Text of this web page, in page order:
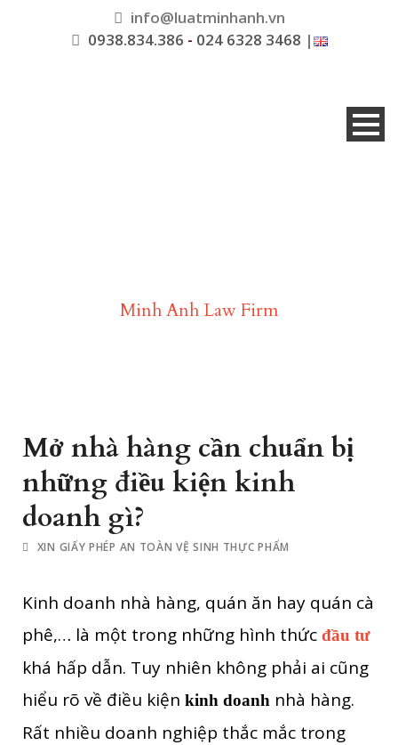
info@luatminhanh.vn
0938.834.386 - 024 6328 3468 |
Minh Anh Law Firm
Mở nhà hàng cần chuẩn bị
những điều kiện kinh
doanh gì?
XIN GIẤY PHÉP AN TOÀN VỆ SINH THỰC PHẨM
Kinh doanh nhà hàng, quán ăn hay quán cà
phê,… là một trong những hình thức đầu tư
khá hấp dẫn. Tuy nhiên không phải ai cũng
hiểu rõ về điều kiện kinh doanh nhà hàng.
Rất nhiều doanh nghiệp thắc mắc trong